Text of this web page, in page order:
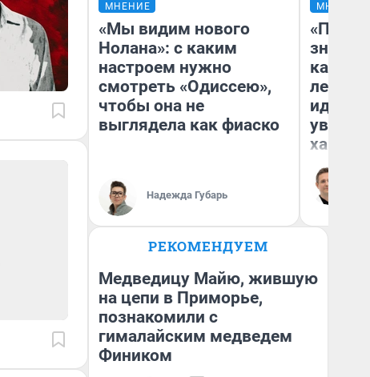
МНЕНИЕ
«Мы видим нового
Нолана»: с каким
настроем нужно
смотреть «Одиссею»,
чтобы она не
выглядела как фиаско
Надежда Губарь
МНЕНИЕ
идею
РЕКОМЕНДУЕМ
Медведицу Майю, жившую
на цепи в Приморье,
познакомили с
гималайским медведем
Фиником